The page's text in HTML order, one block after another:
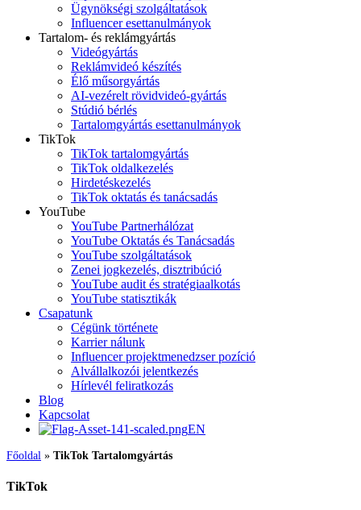
Ügynökségi szolgáltatások
Influencer esettanulmányok
Tartalom- és reklámgyártás
Videógyártás
Reklámvideó készítés
Élő műsorgyártás
AI-vezérelt rövidvideó-gyártás
Stúdió bérlés
Tartalomgyártás esettanulmányok
TikTok
TikTok tartalomgyártás
TikTok oldalkezelés
Hirdetéskezelés
TikTok oktatás és tanácsadás
YouTube
YouTube Partnerhálózat
YouTube Oktatás és Tanácsadás
YouTube szolgáltatások
Zenei jogkezelés, disztribúció
YouTube audit és stratégiaalkotás
YouTube statisztikák
Csapatunk
Cégünk története
Karrier nálunk
Influencer projektmenedzser pozíció
Alvállalkozói jelentkezés
Hírlevél feliratkozás
Blog
Kapcsolat
EN
Főoldal » TikTok Tartalomgyártás
TikTok